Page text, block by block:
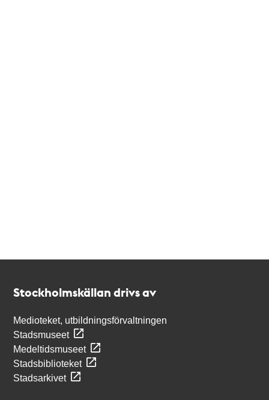
Stockholmskällan drivs av
Medioteket, utbildningsförvaltningen
Stadsmuseet
Medeltidsmuseet
Stadsbiblioteket
Stadsarkivet